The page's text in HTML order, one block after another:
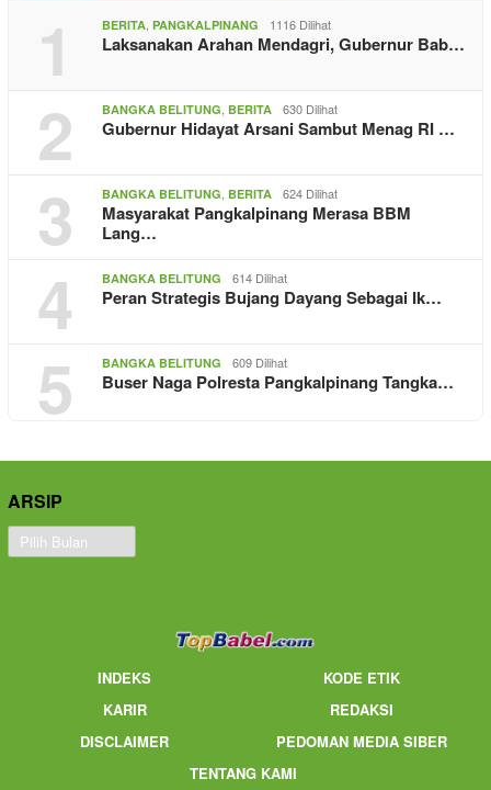
1 BERITA, PANGKALPINANG 1116 Dilihat
Laksanakan Arahan Mendagri, Gubernur Bab…
2 BANGKA BELITUNG, BERITA 630 Dilihat
Gubernur Hidayat Arsani Sambut Menag RI …
3 BANGKA BELITUNG, BERITA 624 Dilihat
Masyarakat Pangkalpinang Merasa BBM
Lang…
4 BANGKA BELITUNG 614 Dilihat
Peran Strategis Bujang Dayang Sebagai Ik…
5 BANGKA BELITUNG 609 Dilihat
Buser Naga Polresta Pangkalpinang Tangka…
ARSIP
Arsip
INDEKS
KODE ETIK
KARIR
REDAKSI
DISCLAIMER
PEDOMAN MEDIA SIBER
TENTANG KAMI